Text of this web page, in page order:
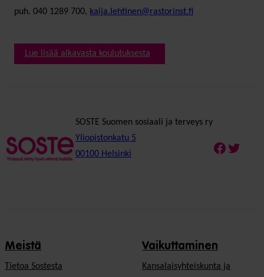
puh. 040 1289 700, kaija.lehtinen@rastorinst.fi
Lue lisää alkavasta koulutuksesta
SOSTE Suomen sosiaali ja terveys ry
Yliopistonkatu 5
00100 Helsinki
Meistä
Tietoa Sostesta
Vaikuttaminen
Kansalaisyhteiskunta ja